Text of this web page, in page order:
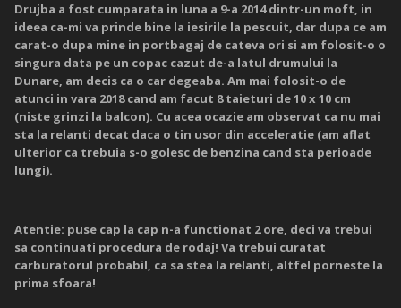
Drujba a fost cumparata in luna a 9-a 2014 dintr-un moft, in
ideea ca-mi va prinde bine la iesirile la pescuit, dar dupa ce am
carat-o dupa mine in portbagaj de cateva ori si am folosit-o o
singura data pe un copac cazut de-a latul drumului la
Dunare, am decis ca o car degeaba. Am mai folosit-o de
atunci in vara 2018 cand am facut 8 taieturi de 10 x 10 cm
(niste grinzi la balcon). Cu acea ocazie am observat ca nu mai
sta la relanti decat daca o tin usor din acceleratie (am aflat
ulterior ca trebuia s-o golesc de benzina cand sta perioade
lungi).
Atentie: puse cap la cap n-a functionat 2 ore, deci va trebui
sa continuati procedura de rodaj! Va trebui curatat
carburatorul probabil, ca sa stea la relanti, altfel porneste la
prima sfoara!